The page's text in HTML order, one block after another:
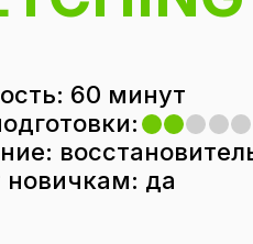
60 минут
новичкам: да